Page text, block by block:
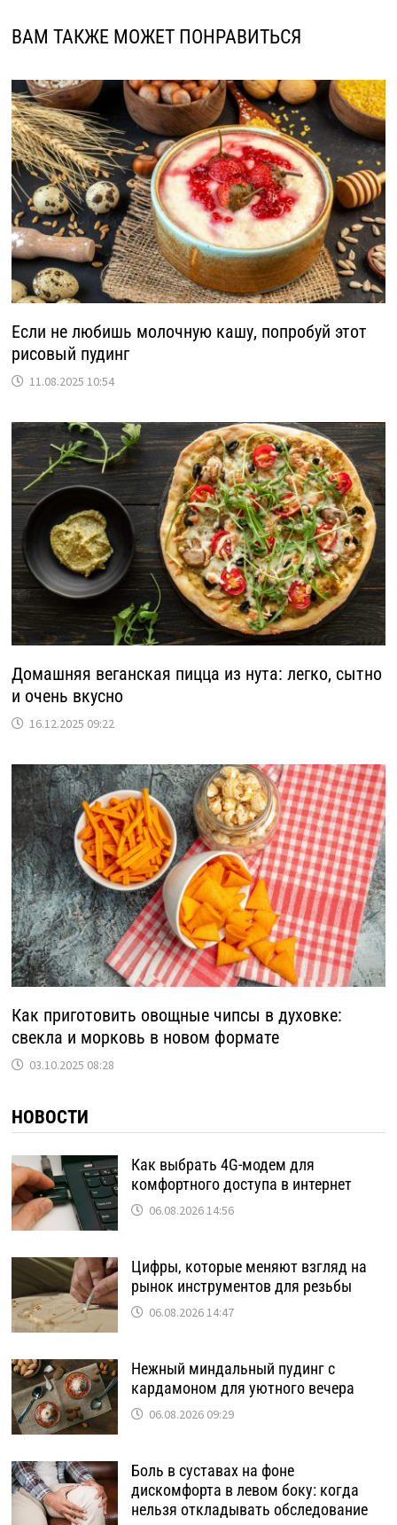
ВАМ ТАКЖЕ МОЖЕТ ПОНРАВИТЬСЯ
Если не любишь молочную кашу, попробуй этот
рисовый пудинг
11.08.2025 10:54
Домашняя веганская пицца из нута: легко, сытно
и очень вкусно
16.12.2025 09:22
Как приготовить овощные чипсы в духовке:
свекла и морковь в новом формате
03.10.2025 08:28
НОВОСТИ
Как выбрать 4G-модем для
комфортного доступа в интернет
06.08.2026 14:56
Цифры, которые меняют взгляд на
рынок инструментов для резьбы
06.08.2026 14:47
Нежный миндальный пудинг с
кардамоном для уютного вечера
06.08.2026 09:29
Боль в суставах на фоне
дискомфорта в левом боку: когда
нельзя откладывать обследование